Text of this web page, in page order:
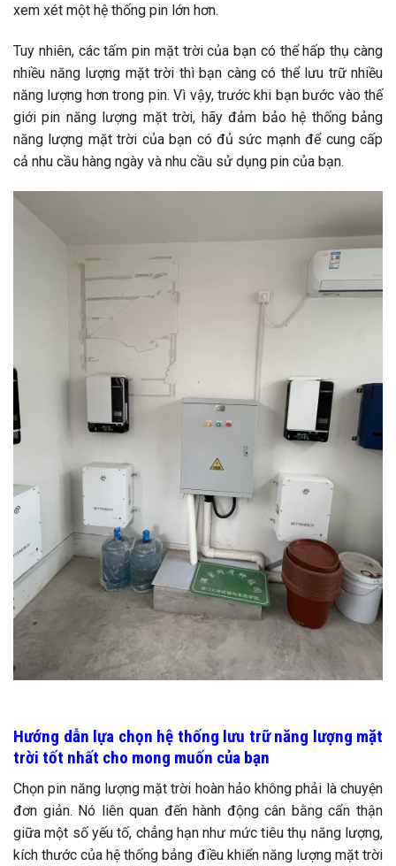
xem xét một hệ thống pin lớn hơn.
Tuy nhiên, các tấm pin mặt trời của bạn có thể hấp thụ càng
nhiều năng lượng mặt trời thì bạn càng có thể lưu trữ nhiều
năng lượng hơn trong pin. Vì vậy, trước khi bạn bước vào thế
giới pin năng lượng mặt trời, hãy đảm bảo hệ thống bảng
năng lượng mặt trời của bạn có đủ sức mạnh để cung cấp
cả nhu cầu hàng ngày và nhu cầu sử dụng pin của bạn.
Hướng dẫn lựa chọn hệ thống lưu trữ năng lượng mặt
trời tốt nhất cho mong muốn của bạn
Chọn pin năng lượng mặt trời hoàn hảo không phải là chuyện
đơn giản. Nó liên quan đến hành động cân bằng cẩn thận
giữa một số yếu tố, chẳng hạn như mức tiêu thụ năng lượng,
kích thước của hệ thống bảng điều khiển năng lượng mặt trời